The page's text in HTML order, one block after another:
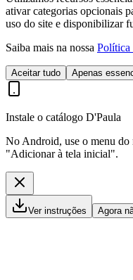
ativar categorias opcionais
uso do site e disponibilizar
Saiba mais na nossa Política
Aceitar tudo Apenas
Instale o catálogo D'Paula
No Android, use o menu do
"Adicionar à tela inicial".
Ver instruções Agora